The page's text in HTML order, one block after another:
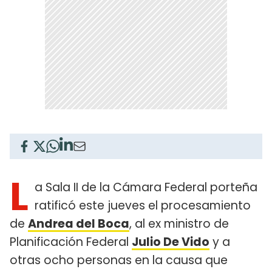
L a Sala II de la Cámara Federal porteña
ratificó este jueves el procesamiento
de Andrea del Boca, al ex ministro de
Planificación Federal Julio De Vido y a
otras ocho personas en la causa que